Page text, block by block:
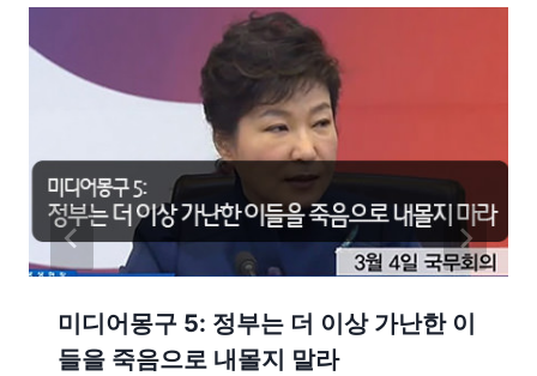
미디어몽구 5: 정부는 더 이상 가난한 이
들을 죽음으로 내몰지 말라